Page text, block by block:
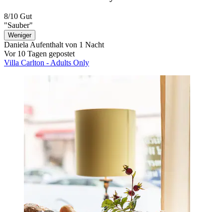
8/10 Gut
"Sauber"
Weniger
Daniela Aufenthalt von 1 Nacht
Vor 10 Tagen gepostet
Villa Carlton - Adults Only